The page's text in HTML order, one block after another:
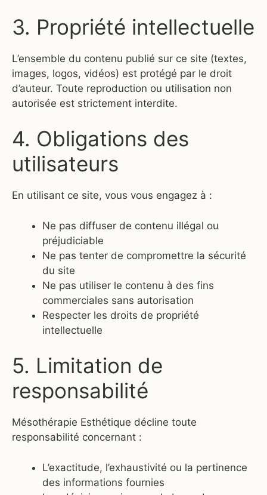
3. Propriété intellectuelle
L’ensemble du contenu publié sur ce site (textes,
images, logos, vidéos) est protégé par le droit
d’auteur. Toute reproduction ou utilisation non
autorisée est strictement interdite.
4. Obligations des
utilisateurs
En utilisant ce site, vous vous engagez à :
Ne pas diffuser de contenu illégal ou
préjudiciable
Ne pas tenter de compromettre la sécurité
du site
Ne pas utiliser le contenu à des fins
commerciales sans autorisation
Respecter les droits de propriété
intellectuelle
5. Limitation de
responsabilité
Mésothérapie Esthétique décline toute
responsabilité concernant :
L’exactitude, l’exhaustivité ou la pertinence
des informations fournies